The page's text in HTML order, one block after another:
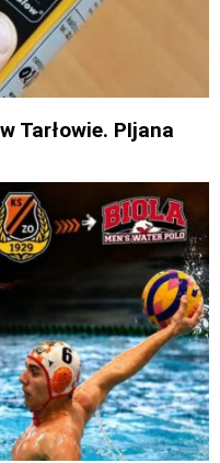
Tarłowie. PIjana